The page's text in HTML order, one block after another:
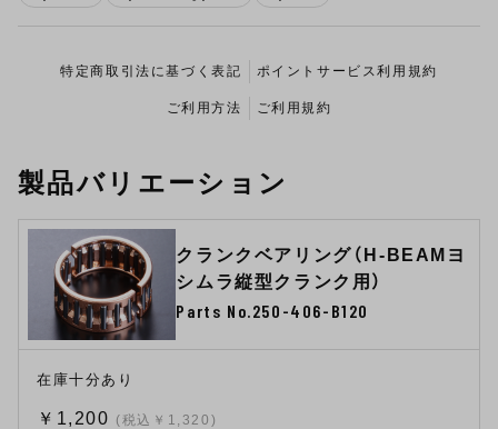
特定商取引法に基づく表記 ポイントサービス利用規約
ご利用方法 ご利用規約
製品バリエーション
クランクベアリング（H-BEAMヨ
シムラ縦型クランク用）
Parts No.250-406-B120
在庫十分あり
￥1,200 (税込￥1,320)